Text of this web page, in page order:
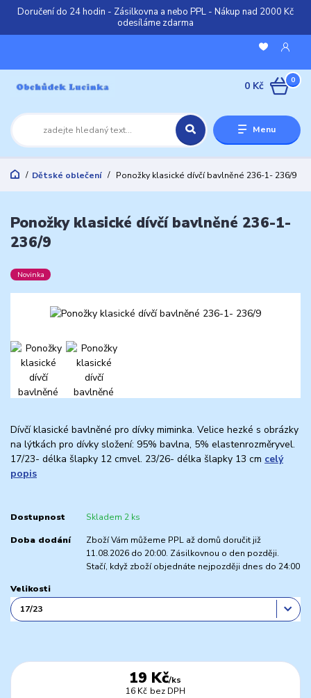
Doručení do 24 hodin - Zásilkovna a nebo PPL - Nákup nad 2000 Kč
odesíláme zdarma
Menu
0
0 Kč
Dětské oblečení Ponožky klasické dívčí bavlněné 236-1- 236/9
Ponožky klasické dívčí bavlněné 236-1-
236/9
Novinka
Dívčí klasické bavlněné pro dívky miminka. Velice hezké s obrázky
na lýtkách pro dívky složení: 95% bavlna, 5% elastenrozměryvel.
17/23- délka šlapky 12 cmvel. 23/26- délka šlapky 13 cm celý
popis
Dostupnost Skladem 2 ks
Doba dodání
Zboží Vám můžeme PPL až domů doručit již
11.08.2026 do 20:00. Zásilkovnou o den později.
Stačí, když zboží objednáte nejpozději dnes do 24:00
Velikosti
19 Kč/ks
16 Kč bez DPH